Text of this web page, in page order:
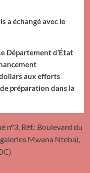
a échangé avec le
Département d’État
aux efforts
préparation dans la
n°3, Réf.: Boulevard du
Mwana Nteba),